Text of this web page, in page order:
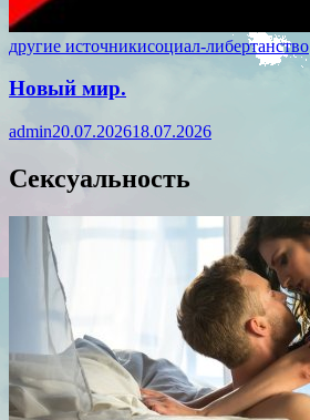
другие источникисоциал-либертанство
Новый мир.
admin20.07.202618.07.2026
Сексуальность